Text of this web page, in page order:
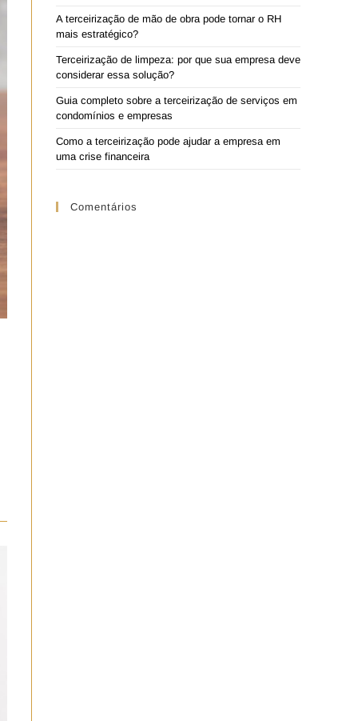
A terceirização de mão de obra pode tornar o RH
mais estratégico?
Terceirização de limpeza: por que sua empresa deve
considerar essa solução?
Guia completo sobre a terceirização de serviços em
condomínios e empresas
Como a terceirização pode ajudar a empresa em
uma crise financeira
Comentários